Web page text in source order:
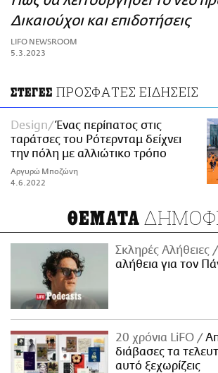
ΑΜΠΑ
PRINT
Δικαιούχοι και επιδοτήσεις
LIFO NEWSROOM
5.3.2023
ΣΤΕΓΕΣ ΠΡΟΣΦΑΤΕΣ ΕΙΔΗΣΕΙΣ
Design
Ένας περίπατος στις
ταράτσες του Ρότερνταμ δείχνει
την πόλη με αλλιώτικο τρόπο
Αργυρώ Μποζώνη
4.6.2022
ΘΕΜΑΤΑ
Σκληρές Αλήθειες
αλήθεια για τον
20 χρόνια LiFO
διάβασες τα
αυτό ξεχωρίζεις